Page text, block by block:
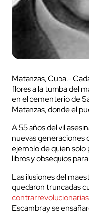
Matanzas, Cuba.-
flores a la tumba del
en el cementerio de
Matanzas, donde el
A 55 años del vil
nuevas generaciones
ejemplo de quien solo
libros y obsequios
Las ilusiones del
quedaron truncadas
contrarrevolucionarias
Escambray se